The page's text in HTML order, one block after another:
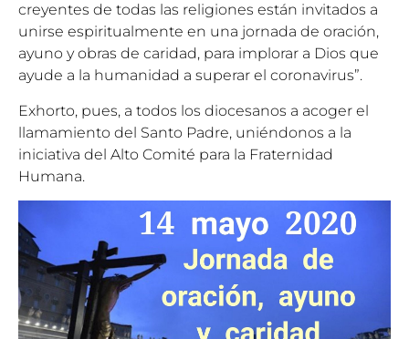
creyentes de todas las religiones están invitados a
unirse espiritualmente en una jornada de oración,
ayuno y obras de caridad, para implorar a Dios que
ayude a la humanidad a superar el coronavirus”.
Exhorto, pues, a todos los diocesanos a acoger el
llamamiento del Santo Padre, uniéndonos a la
iniciativa del Alto Comité para la Fraternidad
Humana.